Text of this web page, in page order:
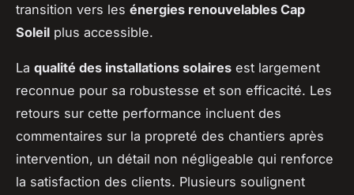
transition vers les énergies renouvelables Cap
Soleil plus accessible.
La qualité des installations solaires est largement
reconnue pour sa robustesse et son efficacité. Les
retours sur cette performance incluent des
commentaires sur la propreté des chantiers après
intervention, un détail non négligeable qui renforce
la satisfaction des clients. Plusieurs soulignent